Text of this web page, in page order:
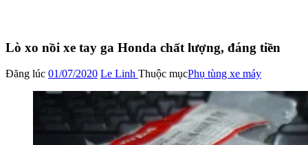
Lò xo nồi xe tay ga Honda chất lượng, đáng tiền
Đăng lúc 01/07/2020 Le Linh Thuộc mụcPhụ tùng xe máy